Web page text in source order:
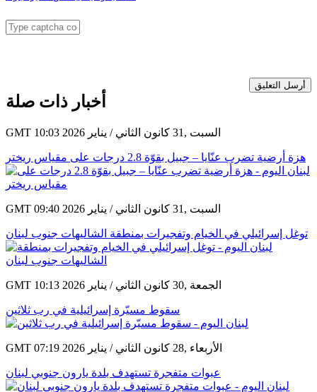
أرسل التعليق
أخبار ذات صلة
GMT 10:03 2026 السبت ,31 كانون الثاني / يناير
هزة أرضية تضرب عنّايا – جبيل بقوّة 2.8 درجات على مقياس ريختر
GMT 09:40 2026 السبت ,31 كانون الثاني / يناير
توغل إسرائيلي في الخيام وتفجيرات بمنطقة الشاليهات جنوب لبنان
GMT 10:13 2026 الجمعة ,30 كانون الثاني / يناير
سقوط مسيّرة إسرائيلية في رب ثلاثين
GMT 07:19 2026 الأربعاء ,28 كانون الثاني / يناير
عبوات متفجرة تستهدف بلدة يارون جنوبي لبنان